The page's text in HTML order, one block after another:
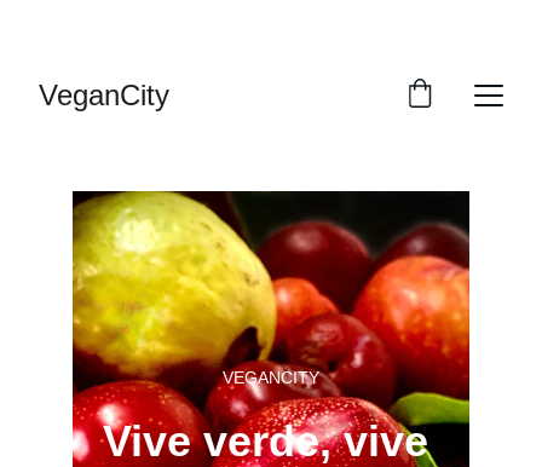
VeganCity
Vive verde, vive
VEGANCITY